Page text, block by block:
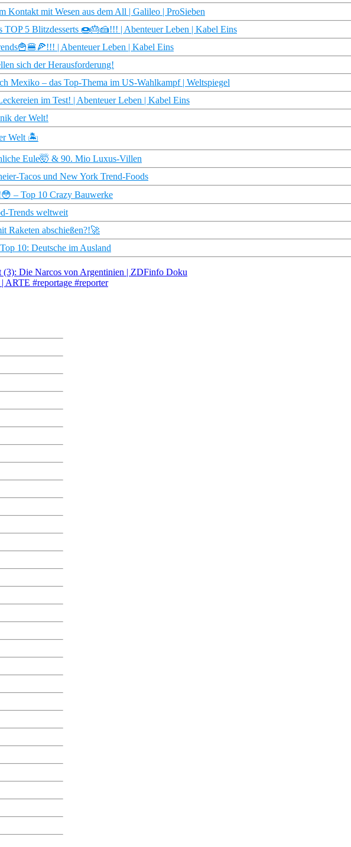
Kontakt mit Wesen aus dem All | Galileo | ProSieben
5 Blitzdesserts 🍩🎂🍰!!! | Abenteuer Leben | Kabel Eins
| Abenteuer Leben | Kabel Eins
sich der Herausforderung!
Mexiko – das Top-Thema im US-Wahlkampf | Weltspiegel
im Test! | Abenteuer Leben | Kabel Eins
der Welt!
Welt 🏝
Eule🤯 & 90. Mio Luxus-Villen
Tacos und New York Trend-Foods
– Top 10 Crazy Bauwerke
Trends weltweit
Raketen abschießen?!🚀
10: Deutsche im Ausland
(3): Die Narcos von Argentinien | ZDFinfo Doku
ARTE #reportage #reporter